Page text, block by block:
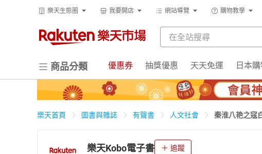
樂天生態圈 我要開店 網站導覽 購物教學
商品分類 優惠券 抽獎優惠 天天免運 日本
樂天首頁 圖書與雜誌 有聲書 人文社會 秦淮八艳之寇
樂天Kobo電子書 追蹤